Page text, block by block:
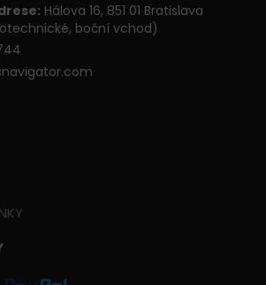
Hálova 16, 851 01 Bratislava
boční vchod)